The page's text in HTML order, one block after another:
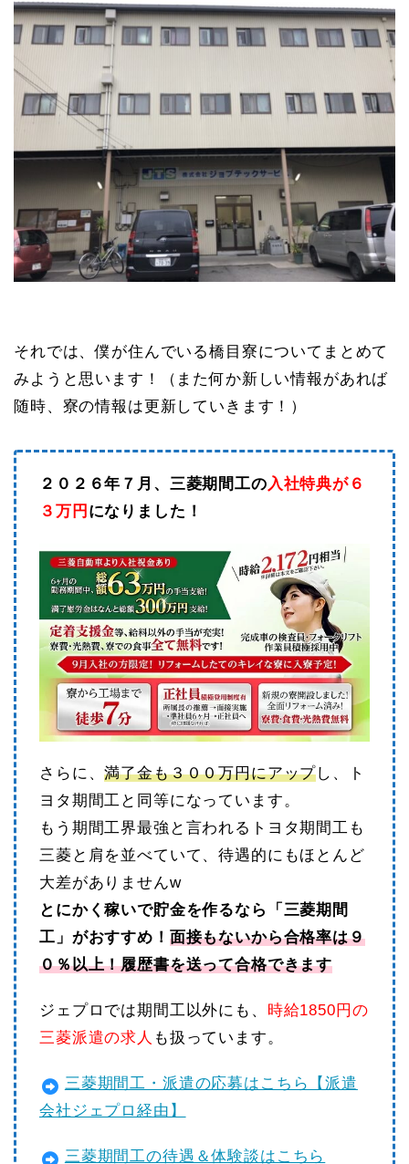
それでは、僕が住んでいる橋目寮についてまとめて
みようと思います！（また何か新しい情報があれば
随時、寮の情報は更新していきます！）
２０２６年７月、三菱期間工の入社特典が６
３万円 になりました！
さらに、満了金も３００万円にアップし、ト
ヨタ期間工と同等になっています。
もう期間工界最強と言われるトヨタ期間工も
三菱と肩を並べていて、待遇的にもほとんど
大差がありませんw
とにかく稼いで貯金を作るなら「三菱期間
工」がおすすめ！ 面接もないから合格率は９
０％以上！履歴書を送って合格できます
ジェプロでは期間工以外にも、 時給1850円の
三菱派遣の求人 も扱っています。
三菱期間工・派遣の応募はこちら【派遣
会社ジェプロ経由】
三菱期間工の待遇＆体験談はこちら